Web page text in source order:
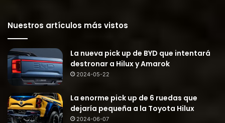
Nuestros artículos más vistos
La nueva pick up de BYD que intentará
destronar a Hilux y Amarok
2024-05-22
La enorme pick up de 6 ruedas que
dejaría pequeña a la Toyota Hilux
2024-06-07